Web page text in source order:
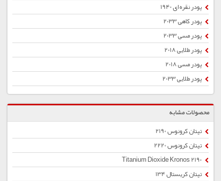
پودر نقره ای 1940
پودر کاهی 2033
پودر مسی 2033
پودر طلایی 2018
پودر مسی 2018
پودر طلایی 2033
محصولات مشابه
تیتان کرونوس 2190
تیتان کرونوس 2220
تیتان کریستال 134